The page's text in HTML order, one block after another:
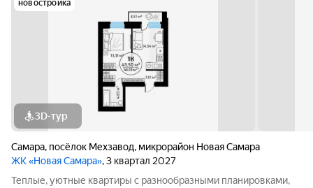
новостройка
3D-тур
Самара, посёлок Мехзавод, микрорайон Новая Самара
ЖК «Новая Самара», 3 квартал 2027
Теплые, уютные квартиры с разнообразными планировками,